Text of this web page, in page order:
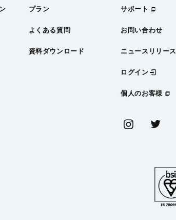
プラン
よくある質問
資料ダウンロード
サポート
お問い合わせ
ニュースリリース
ログイン
個人のお客様